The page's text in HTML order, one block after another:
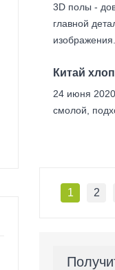
3D полы -
главной
изображения.
Китай
24 июня
смолой,
1 2